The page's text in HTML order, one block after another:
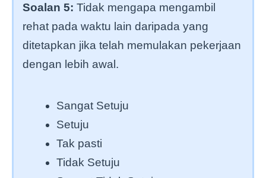
Soalan 5: Tidak mengapa mengambil
rehat pada waktu lain daripada yang
ditetapkan jika telah memulakan pekerjaan
dengan lebih awal.
Sangat Setuju
Setuju
Tak pasti
Tidak Setuju